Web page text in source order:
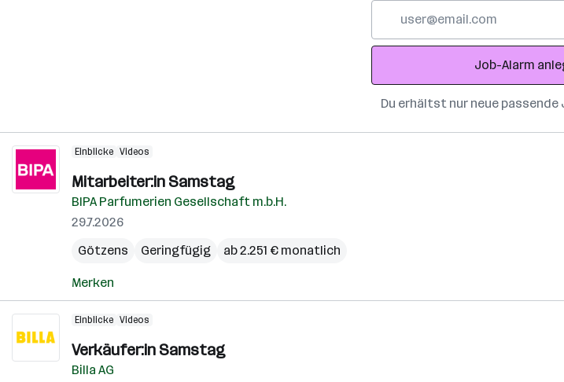
Adresse
Job-Alarm
Du erhältst nur neue
Einblicke Videos
Mitarbeiter:in Samstag
BIPA Parfumerien Gesellschaft m.b.H.
29.7.2026
Götzens
Geringfügig ab 2.251 € monatlich
Merken
Einblicke Videos
Verkäufer:in Samstag
Billa AG